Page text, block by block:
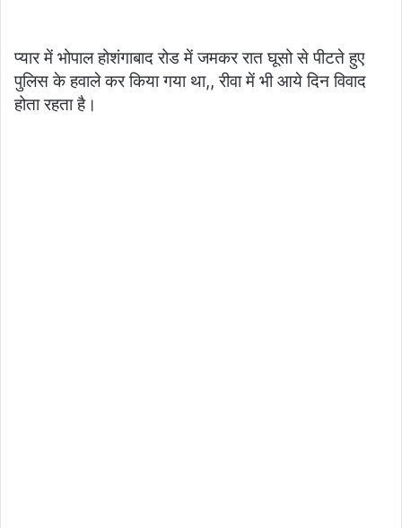
प्यार में भोपाल होशंगाबाद रोड में जमकर रात घूसो से पीटते हुए
पुलिस के हवाले कर किया गया था,, रीवा में भी आये दिन विवाद
होता रहता है।